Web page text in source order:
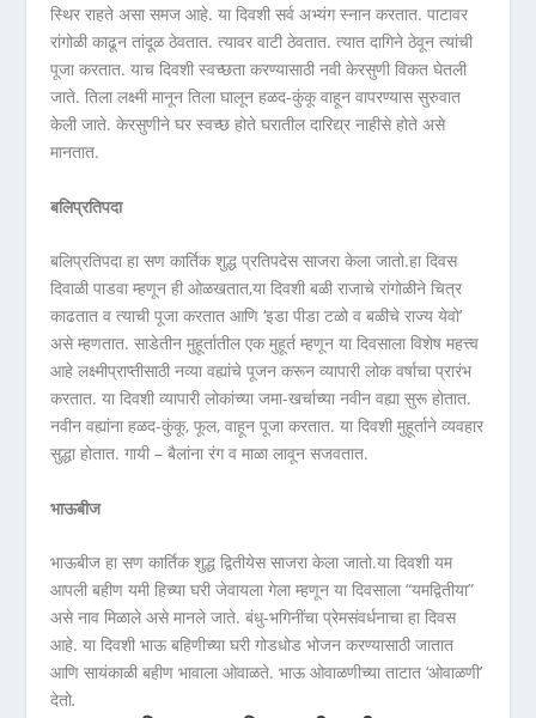
स्थिर राहते असा समज आहे. या दिवशी सर्व अभ्यंग स्नान करतात. पाटावर
रांगोळी काढून तांदूळ ठेवतात. त्यावर वाटी ठेवतात. त्यात दागिने ठेवून त्यांची
पूजा करतात. याच दिवशी स्वच्छता करण्यासाठी नवी केरसुणी विकत घेतली
जाते. तिला लक्ष्मी मानून तिला घालून हळद-कुंकू वाहून वापरण्यास सुरुवात
केली जाते. केरसुणीने घर स्वच्छ होते घरातील दारिद्य्र नाहीसे होते असे
मानतात.
बलिप्रतिपदा
बलिप्रतिपदा हा सण कार्तिक शुद्ध प्रतिपदेस साजरा केला जातो.हा दिवस
दिवाळी पाडवा म्हणून ही ओळखतात,या दिवशी बळी राजाचे रांगोळीने चित्र
काढतात व त्याची पूजा करतात आणि ‘इडा पीडा टळो व बळीचे राज्य येवो’
असे म्हणतात. साडेतीन मुहूर्तातील एक मुहूर्त म्हणून या दिवसाला विशेष महत्त्व
आहे लक्ष्मीप्राप्तीसाठी नव्या वह्यांचे पूजन करून व्यापारी लोक वर्षाचा प्रारंभ
करतात. या दिवशी व्यापारी लोकांच्या जमा-खर्चाच्या नवीन वह्या सुरू होतात.
नवीन वह्यांना हळद-कुंकू, फूल, वाहून पूजा करतात. या दिवशी मुहूर्ताने व्यवहार
सुद्धा होतात. गायी – बैलांना रंग व माळा लावून सजवतात.
भाऊबीज
भाऊबीज हा सण कार्तिक शुद्ध द्वितीयेस साजरा केला जातो.या दिवशी यम
आपली बहीण यमी हिच्या घरी जेवायला गेला म्हणून या दिवसाला “यमद्वितीया”
असे नाव मिळाले असे मानले जाते. बंधु-भगिनींचा प्रेमसंवर्धनाचा हा दिवस
आहे. या दिवशी भाऊ बहिणीच्या घरी गोडधोड भोजन करण्यासाठी जातात
आणि सायंकाळी बहीण भावाला ओवाळते. भाऊ ओवाळणीच्या ताटात ‘ओवाळणी’
देतो.